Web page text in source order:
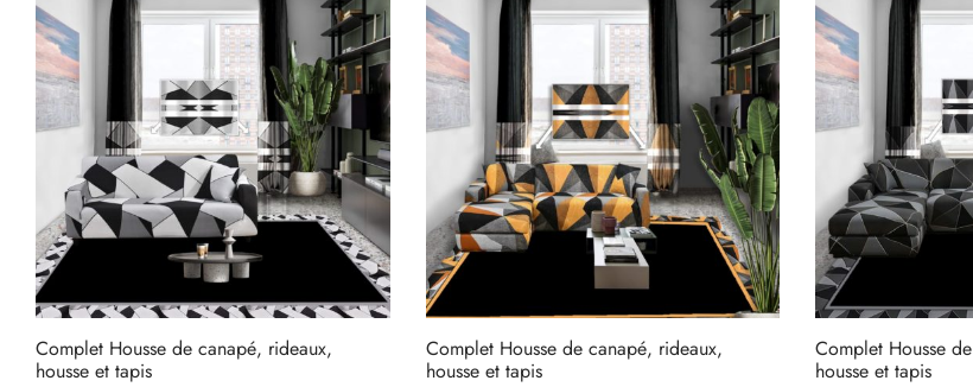
Complet Housse de canapé, rideaux,
housse et tapis
Complet Housse de canapé, rideaux,
housse et tapis
Complet Housse
housse et tapis